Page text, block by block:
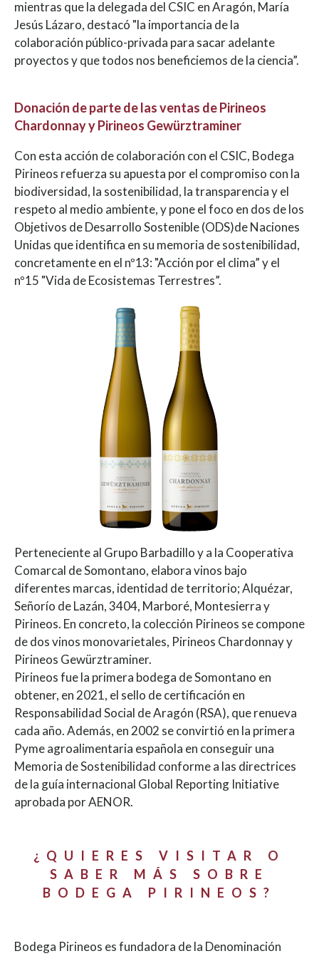
mientras que la delegada del CSIC en Aragón, María
Jesús Lázaro, destacó "la importancia de la
colaboración público-privada para sacar adelante
proyectos y que todos nos beneficiemos de la ciencia”.
Donación de parte de las ventas de Pirineos
Chardonnay y Pirineos Gewürztraminer
Con esta acción de colaboración con el CSIC, Bodega
Pirineos refuerza su apuesta por el compromiso con la
biodiversidad, la sostenibilidad, la transparencia y el
respeto al medio ambiente, y pone el foco en dos de los
Objetivos de Desarrollo Sostenible (ODS)de Naciones
Unidas que identifica en su memoria de sostenibilidad,
concretamente en el nº13: "Acción por el clima” y el
nº15 "Vida de Ecosistemas Terrestres”.
Perteneciente al Grupo Barbadillo y a la Cooperativa
Comarcal de Somontano, elabora vinos bajo
diferentes marcas, identidad de territorio; Alquézar,
Señorío de Lazán, 3404, Marboré, Montesierra y
Pirineos. En concreto, la colección Pirineos se compone
de dos vinos monovarietales, Pirineos Chardonnay y
Pirineos Gewürztraminer.
Pirineos fue la primera bodega de Somontano en
obtener, en 2021, el sello de certificación en
Responsabilidad Social de Aragón (RSA), que renueva
cada año. Además, en 2002 se convirtió en la primera
Pyme agroalimentaria española en conseguir una
Memoria de Sostenibilidad conforme a las directrices
de la guía internacional Global Reporting Initiative
aprobada por AENOR.
¿QUIERES VISITAR O
SABER MÁS SOBRE
BODEGA PIRINEOS?
Bodega Pirineos es fundadora de la Denominación